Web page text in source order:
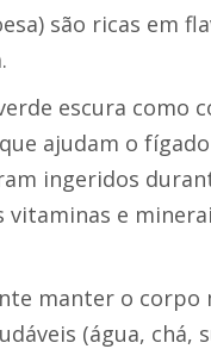
são ricas em
escura como
ajudam o
ingeridos
e
manter o corpo
(água, chá,